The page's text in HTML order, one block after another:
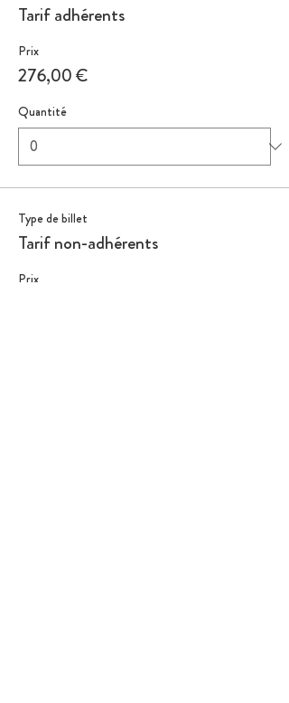
Tarif adhérents
Prix
276,00 €
Quantité
Type de billet
Tarif non-adhérents
Prix